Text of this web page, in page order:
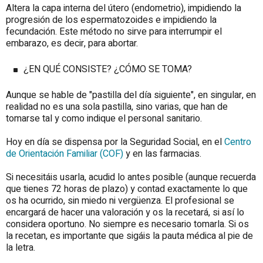
Altera la capa interna del útero (endometrio), impidiendo la
progresión de los espermatozoides e impidiendo la
fecundación. Este método no sirve para interrumpir el
embarazo, es decir, para abortar.
¿EN QUÉ CONSISTE? ¿CÓMO SE TOMA?
Aunque se hable de "pastilla del día siguiente", en singular, en
realidad no es una sola pastilla, sino varias, que han de
tomarse tal y como indique el personal sanitario.
Hoy en día se dispensa por la Seguridad Social, en elCentro
de Orientación Familiar (COF)y en las farmacias.
Si necesitáis usarla, acudid lo antes posible (aunque recuerda
que tienes 72 horas de plazo) y contad exactamente lo que
os ha ocurrido, sin miedo ni vergüenza. El profesional se
encargará de hacer una valoración y os la recetará, si así lo
considera oportuno. No siempre es necesario tomarla. Si os
la recetan, es importante que sigáis la pauta médica al pie de
la letra.